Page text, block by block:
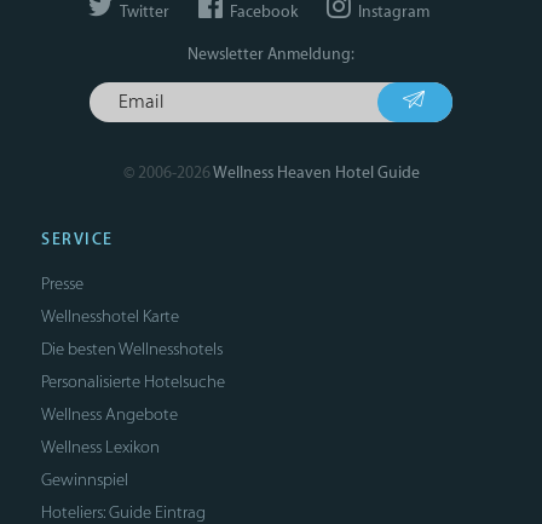
Twitter Facebook Instagram
Newsletter Anmeldung:
© 2006-2026Wellness Heaven Hotel Guide
SERVICE
Presse
Wellnesshotel Karte
Die besten Wellnesshotels
Personalisierte Hotelsuche
Wellness Angebote
Wellness Lexikon
Gewinnspiel
Hoteliers: Guide Eintrag